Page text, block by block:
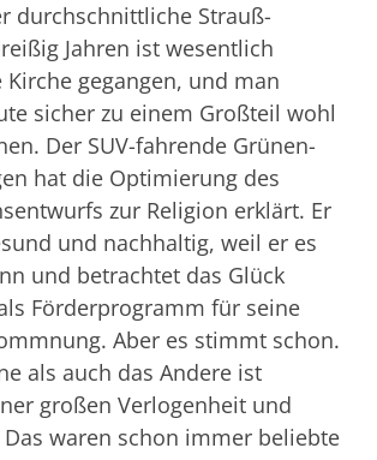
durchschnittliche Strauß-
Jahren ist wesentlich
gegangen, und man
sicher zu einem Großteil wohl
Der SUV-fahrende Grünen-
hat die Optimierung des
zur Religion erklärt. Er
und nachhaltig, weil er es
und betrachtet das Glück
Förderprogramm für seine
Aber es stimmt schon.
als auch das Andere ist
großen Verlogenheit und
waren schon immer beliebte